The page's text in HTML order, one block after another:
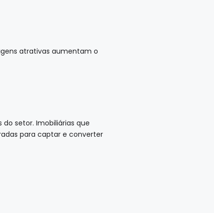
atrativas aumentam o
setor. Imobiliárias que
para captar e converter